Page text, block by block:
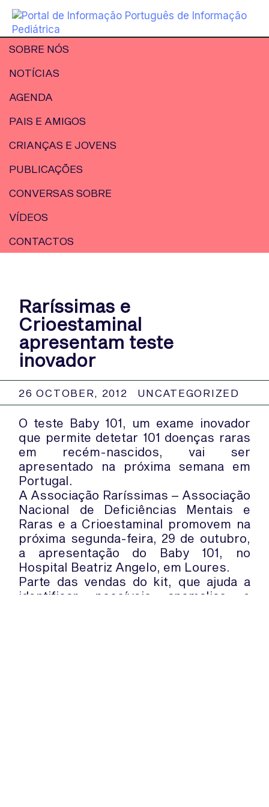
SOBRE NÓS
NOTÍCIAS
AGENDA
PAIS E AMIGOS
CRIANÇAS E JOVENS
PUBLICAÇÕES
CONVERSAS SOBRE
VÍDEOS
CONTACTOS
Raríssimas e
Crioestaminal
apresentam teste
inovador
26 OCTOBER, 2012 UNCATEGORIZED
O teste Baby 101, um exame inovador
que permite detetar 101 doenças raras
em recém-nascidos, vai ser
apresentado na próxima semana em
Portugal.
A Associação Raríssimas – Associação
Nacional de Deficiências Mentais e
Raras e a Crioestaminal promovem na
próxima segunda-feira, 29 de outubro,
a apresentação do Baby 101, no
Hospital Beatriz Angelo, em Loures.
Parte das vendas do kit, que ajuda a
identificar possíveis anomalias e